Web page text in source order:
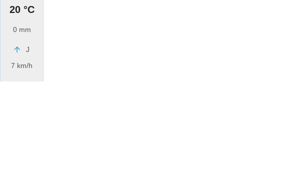
20 °C
0 mm
J
7 km/h